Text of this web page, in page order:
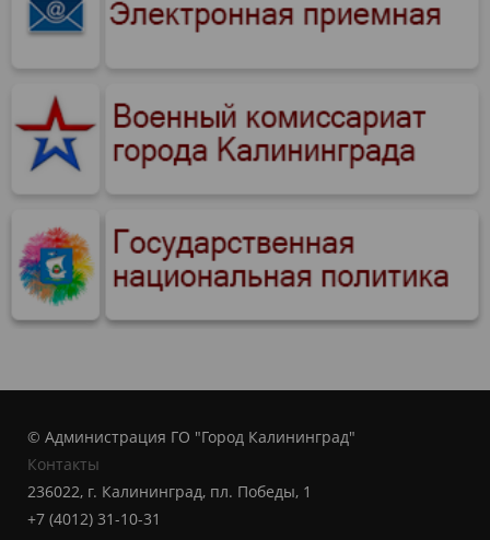
© Администрация ГО "Город Калининград"
Контакты
236022, г. Калининград, пл. Победы, 1
+7 (4012) 31-10-31